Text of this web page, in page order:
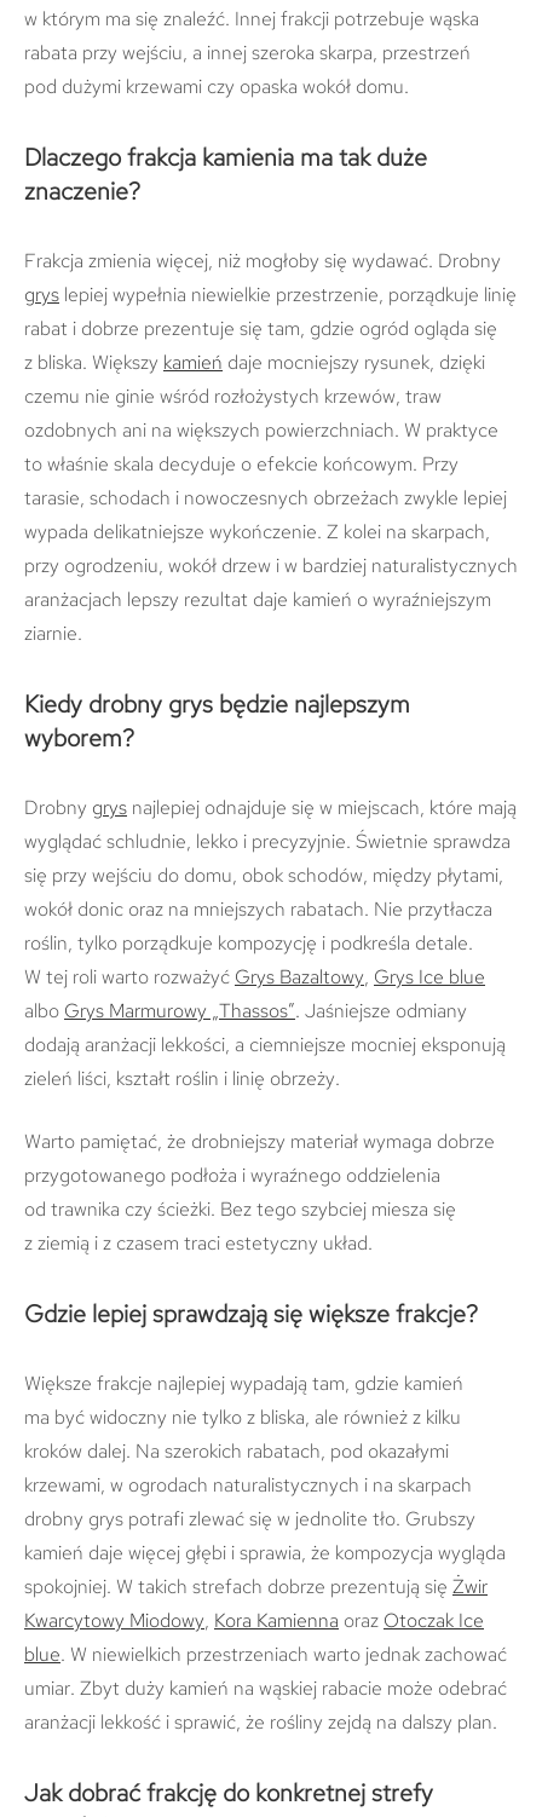
w którym ma się znaleźć. Innej frakcji potrzebuje wąska
rabata przy wejściu, a innej szeroka skarpa, przestrzeń
pod dużymi krzewami czy opaska wokół domu.
Dlaczego frakcja kamienia ma tak duże
znaczenie?
Frakcja zmienia więcej, niż mogłoby się wydawać. Drobny
grys lepiej wypełnia niewielkie przestrzenie, porządkuje linię
rabat i dobrze prezentuje się tam, gdzie ogród ogląda się
z bliska. Większy kamień daje mocniejszy rysunek, dzięki
czemu nie ginie wśród rozłożystych krzewów, traw
ozdobnych ani na większych powierzchniach. W praktyce
to właśnie skala decyduje o efekcie końcowym. Przy
tarasie, schodach i nowoczesnych obrzeżach zwykle lepiej
wypada delikatniejsze wykończenie. Z kolei na skarpach,
przy ogrodzeniu, wokół drzew i w bardziej naturalistycznych
aranżacjach lepszy rezultat daje kamień o wyraźniejszym
ziarnie.
Kiedy drobny grys będzie najlepszym
wyborem?
Drobny grys najlepiej odnajduje się w miejscach, które mają
wyglądać schludnie, lekko i precyzyjnie. Świetnie sprawdza
się przy wejściu do domu, obok schodów, między płytami,
wokół donic oraz na mniejszych rabatach. Nie przytłacza
roślin, tylko porządkuje kompozycję i podkreśla detale.
W tej roli warto rozważyć Grys Bazaltowy, Grys Ice blue
albo Grys Marmurowy „Thassos”. Jaśniejsze odmiany
dodają aranżacji lekkości, a ciemniejsze mocniej eksponują
zieleń liści, kształt roślin i linię obrzeży.
Warto pamiętać, że drobniejszy materiał wymaga dobrze
przygotowanego podłoża i wyraźnego oddzielenia
od trawnika czy ścieżki. Bez tego szybciej miesza się
z ziemią i z czasem traci estetyczny układ.
Gdzie lepiej sprawdzają się większe frakcje?
Większe frakcje najlepiej wypadają tam, gdzie kamień
ma być widoczny nie tylko z bliska, ale również z kilku
kroków dalej. Na szerokich rabatach, pod okazałymi
krzewami, w ogrodach naturalistycznych i na skarpach
drobny grys potrafi zlewać się w jednolite tło. Grubszy
kamień daje więcej głębi i sprawia, że kompozycja wygląda
spokojniej. W takich strefach dobrze prezentują się Żwir
Kwarcytowy Miodowy, Kora Kamienna oraz Otoczak Ice
blue. W niewielkich przestrzeniach warto jednak zachować
umiar. Zbyt duży kamień na wąskiej rabacie może odebrać
aranżacji lekkość i sprawić, że rośliny zejdą na dalszy plan.
Jak dobrać frakcję do konkretnej strefy